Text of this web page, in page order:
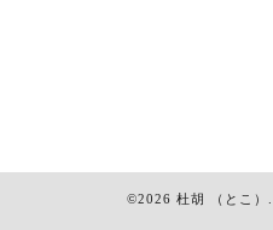
©2026 杜胡 （とこ）